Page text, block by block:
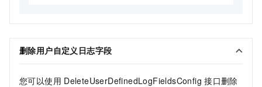
删除用户自定义日志字段
您可以使用 DeleteUserDefinedLogFieldsConfig 接口删除